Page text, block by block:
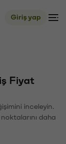
Giriş yap
Fiyat
inceleyin.
daha